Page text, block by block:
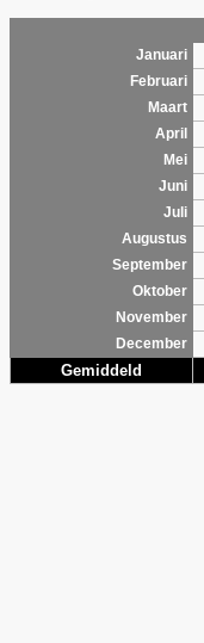
Januari
Februari
Maart
April
Mei
Juni
Juli
Augustus
September
Oktober
November
December
Gemiddeld